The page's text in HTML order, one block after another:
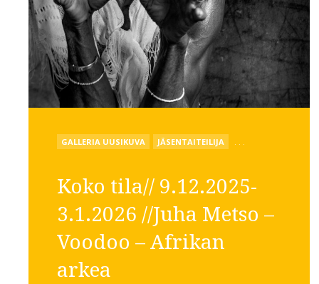
POSTED
IN
GALLERIA UUSIKUVA JÄSENTAITEILIJA . . .
Koko tila// 9.12.2025-
3.1.2026 //Juha Metso –
Voodoo – Afrikan
arkea